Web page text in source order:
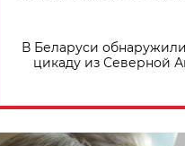
В Беларуси
цикаду из Северной